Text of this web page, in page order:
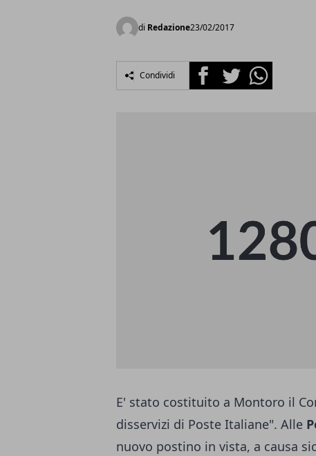
di Redazione23/02/2017
Condividi FacebookTwitterWhatsapp
E' stato costituito a Montoro il
disservizi di Poste Italiane". Alle
nuovo postino in vista, a causa